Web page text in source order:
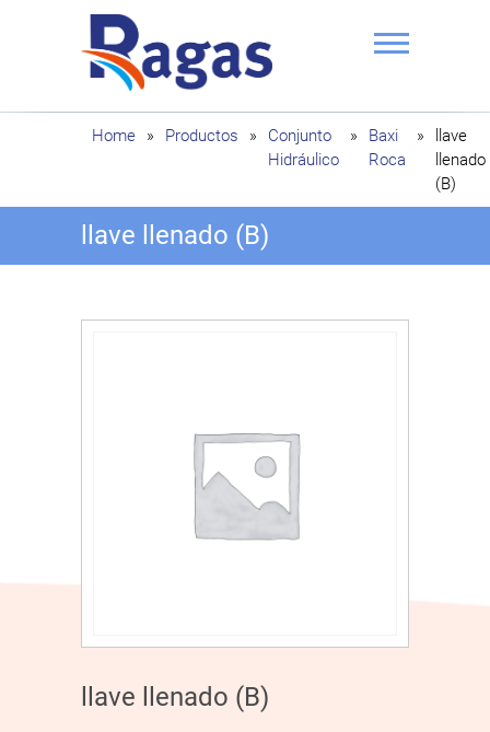
Ragas
Home » Productos »
Conjunto
Hidráulico
»
Baxi
Roca
»
llave
llenado
(B)
llave llenado (B)
llave llenado (B)